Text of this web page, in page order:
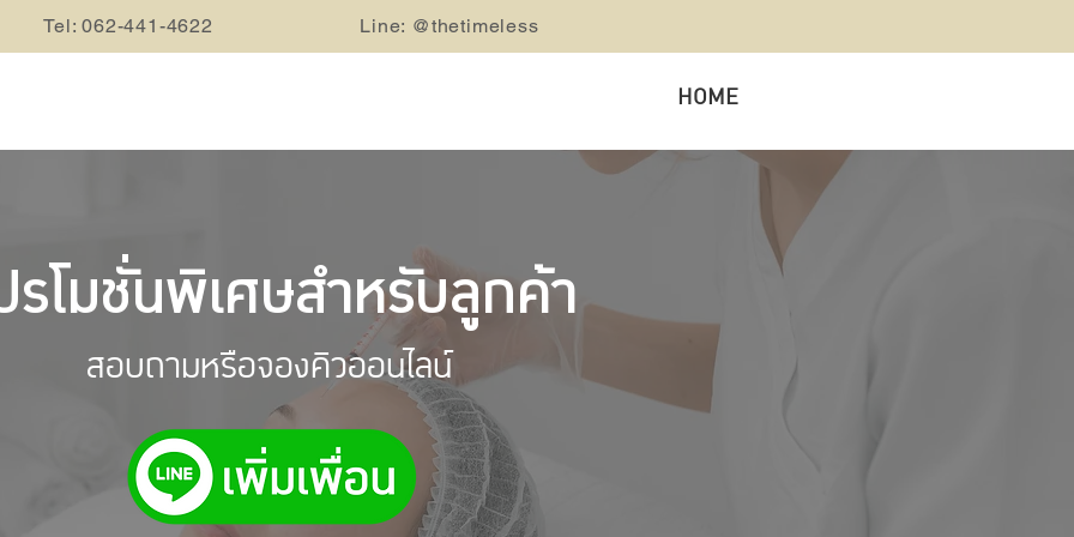
Tel: 062-441-4622 Line: @thetimeless
HOME
รโมชั่นพิเศษสำหรับลูกค้า
สอบถามหรือจองคิวออนไลน์